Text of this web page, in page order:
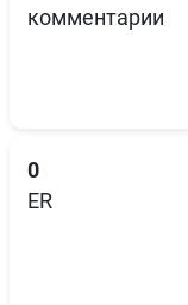
комментарии
0
ER